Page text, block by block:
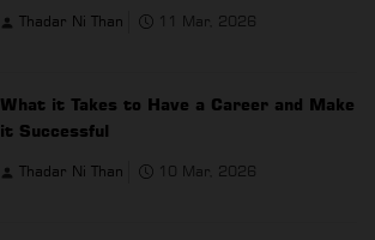
Thadar Ni Than 11 Mar, 2026
What it Takes to Have a Career and Make
it Successful
Thadar Ni Than 10 Mar, 2026